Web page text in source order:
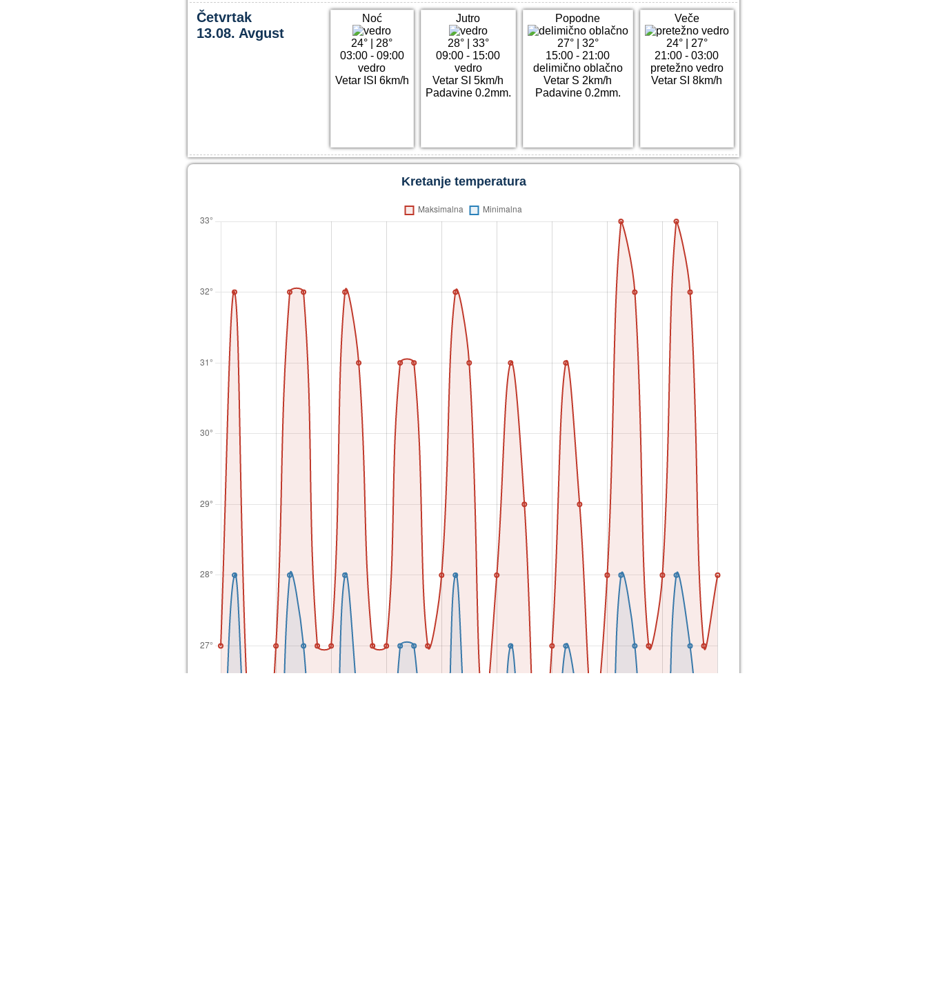
Četvrtak
13.08. Avgust
Noć
24°
28°
03:00 - 09:00
vedro
Vetar ISI 6km/h
Jutro
28°| 33°
09:00 - 15:00
vedro
Vetar SI 5km/h
Padavine 0.2mm.
Popodne
27°| 32°
15:00 - 21:00
delimično oblačno
Vetar S 2km/h
Padavine 0.2mm.
Veče
24°| 27°
21:00 - 03:00
pretežno vedro
Vetar SI 8km/h
Kretanje temperatura